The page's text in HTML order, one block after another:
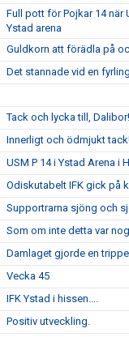
Full pott för Pojkar 14 när
Ystad arena
Guldkorn att förädla på
Det stannade vid en
Tack och lycka till, Dalibor!
Innerligt och ödmjukt
USM P 14 i Ystad Arena i
Odiskutabelt IFK gick på
Supportrarna sjöng och
Som om inte detta var
Damlaget gjorde en trippel
Vecka 45
IFK Ystad i hissen....
Positiv utveckling.